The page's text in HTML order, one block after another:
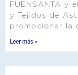
FUENSANTA y
y Tejidos de
promocionar la
Leer más »